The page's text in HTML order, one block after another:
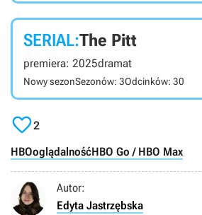
nieprawdopodobnych i wyjątkowych
SERIAL:The Pitt
premiera: 2025dramat
Nowy sezonSezonów: 3Odcinków: 30
2
HBOoglądalnośćHBO Go / HBO Max
Autor:
Edyta Jastrzębska